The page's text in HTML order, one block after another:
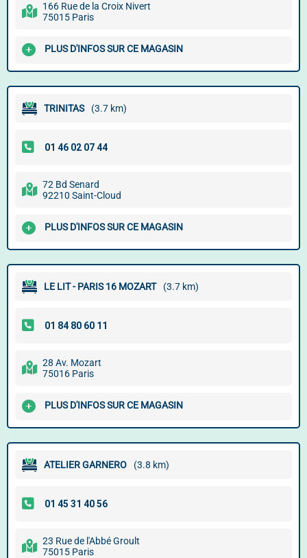
166 Rue de la Croix Nivert
75015 Paris
PLUS D'INFOS SUR CE MAGASIN
TRINITAS (3.7 km)
72 Bd Senard
92210 Saint-Cloud
PLUS D'INFOS SUR CE MAGASIN
LE LIT - PARIS 16 MOZART (3.7 km)
28 Av. Mozart
75016 Paris
PLUS D'INFOS SUR CE MAGASIN
ATELIER GARNERO (3.8 km)
23 Rue de l'Abbé Groult
75015 Paris